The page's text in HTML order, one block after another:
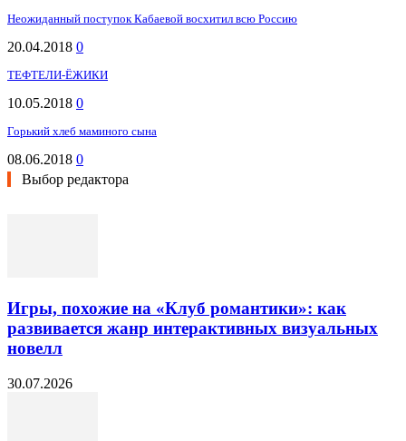
Неожиданный поступок Кабаевой восхитил всю Россию
20.04.2018 0
ТЕФТЕЛИ-ЁЖИКИ
10.05.2018 0
Горький хлеб маминого сына
08.06.2018 0
Выбор редактора
Игры, похожие на «Клуб романтики»: как
развивается жанр интерактивных визуальных
новелл
30.07.2026